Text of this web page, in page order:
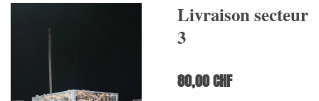
Livraison secteur
3
80,00 CHF